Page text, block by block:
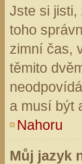
Jste si jisti,
toho
zimní čas,
těmito
a musí být
Nahoru
Můj jazyk